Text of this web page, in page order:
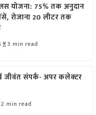
योजना: 75% तक अनुदान
रोजाना 20 लीटर तक
3 min read
संपर्क- अपर कलेक्टर
2 min read